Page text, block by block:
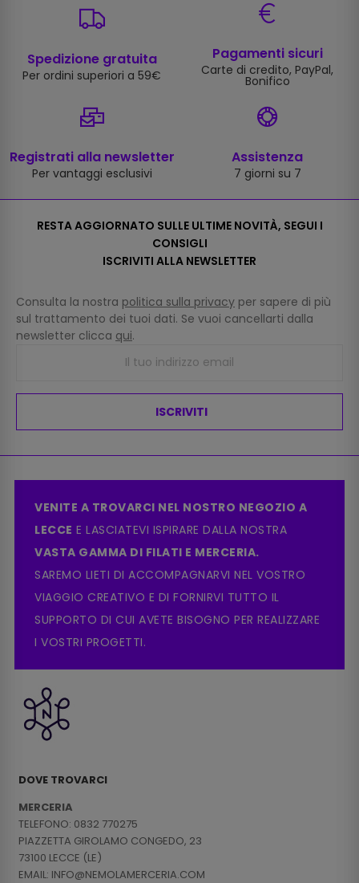
Spedizione gratuita
Per ordini superiori a 59€
Pagamenti sicuri
Carte di credito, PayPal,
Bonifico
Registrati alla newsletter
Per vantaggi esclusivi
Assistenza
7 giorni su 7
RESTA AGGIORNATO SULLE ULTIME NOVITÀ, SEGUI I
CONSIGLI
ISCRIVITI ALLA NEWSLETTER
Consulta la nostra politica sulla privacy per sapere di più
sul trattamento dei tuoi dati. Se vuoi cancellarti dalla
newsletter clicca qui.
ISCRIVITI
VENITE A TROVARCI NEL NOSTRO NEGOZIO A
LECCE E LASCIATEVI ISPIRARE DALLA NOSTRA
VASTA GAMMA DI FILATI E MERCERIA.
SAREMO LIETI DI ACCOMPAGNARVI NEL VOSTRO
VIAGGIO CREATIVO E DI FORNIRVI TUTTO IL
SUPPORTO DI CUI AVETE BISOGNO PER REALIZZARE
I VOSTRI PROGETTI.
DOVE TROVARCI
MERCERIA
TELEFONO: 0832 770275
PIAZZETTA GIROLAMO CONGEDO, 23
73100 LECCE (LE)
EMAIL: INFO@NEMOLAMERCERIA.COM